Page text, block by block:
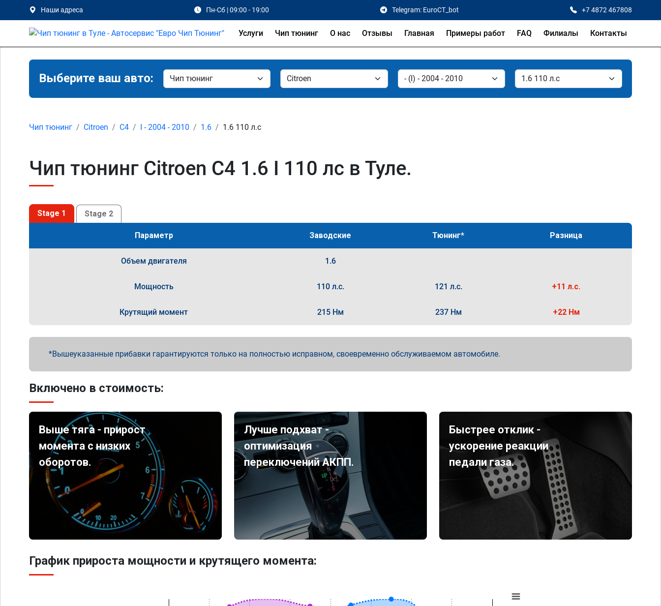
Наши адреса Пн-Сб | 09:00 - 19:00 Telegram: EuroCT_bot +7 4872 467808
Услуги Чип тюнинг О нас Отзывы Главная Примеры работ FAQ Филиалы Контакты
Выберите ваш авто:
Чип тюнинг Citroen C4 I - 2004 - 2010 1.6 1.6 110 л.с
Чип тюнинг Citroen C4 1.6 I 110 лс в Туле.
Stage 1 Stage 2
Параметр Заводские Тюнинг* Разница
Объем двигателя 1.6
Мощность 110 л.с. 121 л.с. +11 л.с.
Крутящий момент 215 Нм 237 Нм +22 Нм
Вышеуказанные прибавки гарантируются только на полностью исправном, своевременно обслуживаемом автомобиле.
Включено в стоимость:
Выше тяга - прирост
момента с низких
оборотов.
Лучше подхват -
оптимизация
переключений АКПП.
Быстрее отклик -
ускорение реакции
педали газа.
График прироста мощности и крутящего момента: